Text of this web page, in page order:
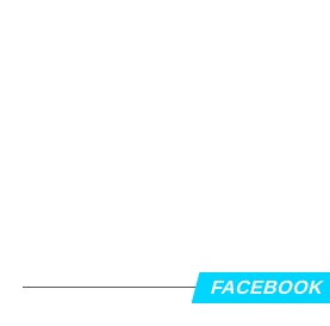
FACEBOOK